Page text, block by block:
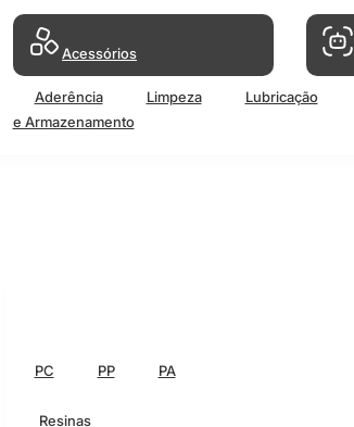
Acessórios
Aderência Limpeza Lubricação
e Armazenamento
PC PP
PA
Resinas